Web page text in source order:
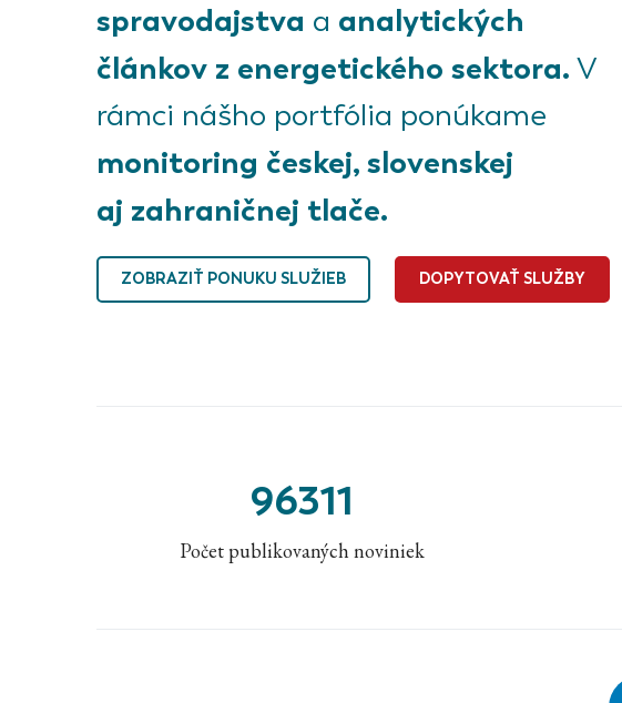
spravodajstva a analytických
článkov z energetického sektora. V
rámci nášho portfólia ponúkame
monitoring českej, slovenskej
aj zahraničnej tlače.
ZOBRAZIŤ PONUKU SLUŽIEB DOPYTOVAŤ SLUŽBY
96311
Počet publikovaných noviniek